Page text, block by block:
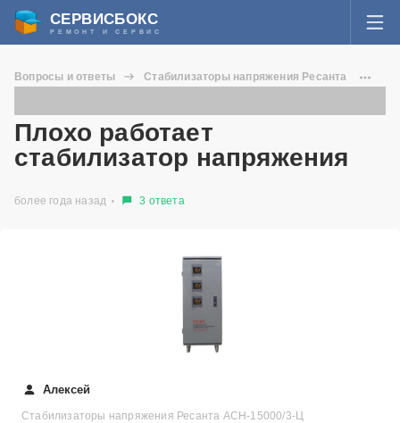
СЕРВИСБОКС
РЕМОНТ И СЕРВИС
Я забыл пароль
Регистрация
ВОПРОСЫ И ОТВЕТЫ
СТАТЬИ О РЕМОНТЕ
ДОБАВИТЬ СЕРВИСНЫЙ ЦЕНТР ИЛИ ЧАСТНОГО МАСТЕРА
ЗАДАТЬ ВОПРОС МАСТЕРАМ
Вопросы и ответы
Стабилизаторы напряжения Ресанта
Плохо работает
стабилизатор напряжения
более года назад 3 ответа
Алексей
Стабилизаторы напряжения Ресанта АСН-15000/3-Ц